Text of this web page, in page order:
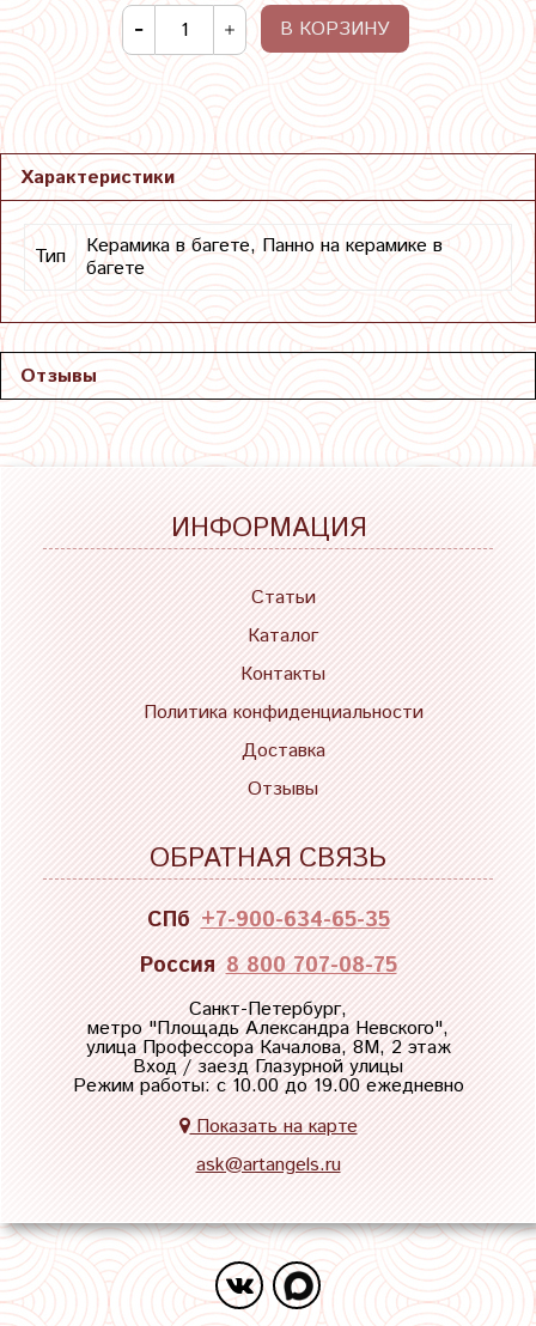
В КОРЗИНУ
Характеристики
Тип
Керамика в багете, Панно на керамике в
багете
Отзывы
ИНФОРМАЦИЯ
Статьи
Каталог
Контакты
Политика конфиденциальности
Доставка
Отзывы
ОБРАТНАЯ СВЯЗЬ
СПб +7-900-634-65-35
Россия 8 800 707-08-75
Санкт-Петербург,
метро "Площадь Александра Невского",
улица Профессора Качалова, 8М, 2 этаж
Вход / заезд Глазурной улицы
Режим работы: с 10.00 до 19.00 ежедневно
Показать на карте
ask@artangels.ru